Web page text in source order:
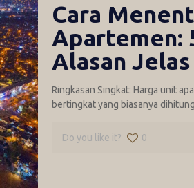
Cara
Apartemen:
Alasan Jelas
Ringkasan Singkat: Harga unit
bertingkat yang biasanya
Do you like it? 0